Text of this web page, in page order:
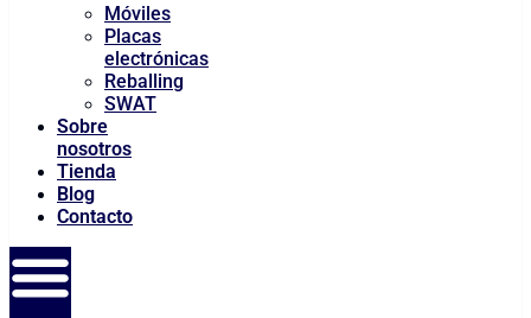
Móviles
Placas
electrónicas
Reballing
SWAT
Sobre
nosotros
Tienda
Blog
Contacto